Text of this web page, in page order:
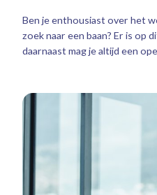
Ben je enthousiast over het
zoek naar een baan? Er is op
daarnaast mag je altijd een